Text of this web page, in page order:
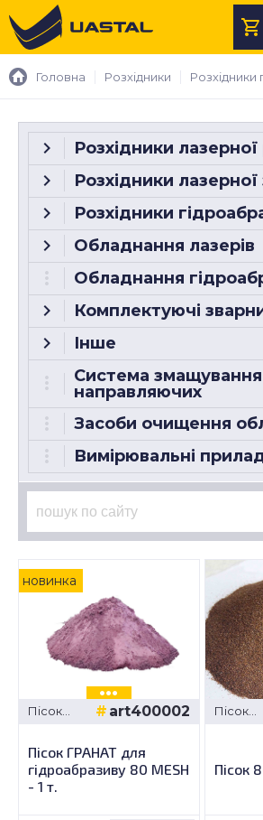
Головна Розхідники Розхідники
Розхідники лазерної
Розхідники лазерної
Розхідники
Обладнання лазерів
Обладнання
Комплектуючі
Інше
Система змащування
направляючих
Засоби очищення
Вимірювальні
новинка
Пісок
art400002
Пісок ГРАНАТ для
гідроабразиву 80 MESH
- 1 т.
Пісок
Пісок